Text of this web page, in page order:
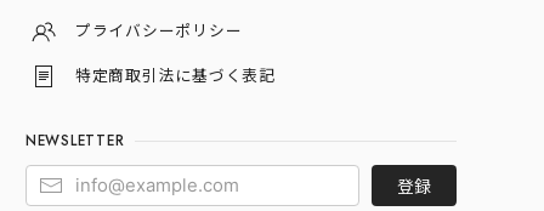
プライバシーポリシー
特定商取引法に基づく表記
NEWSLETTER
登録